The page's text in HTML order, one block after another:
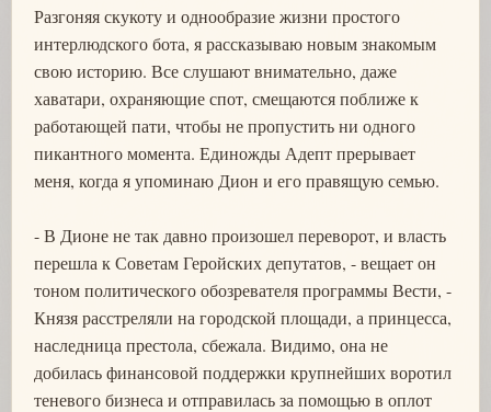
Разгоняя скукоту и однообразие жизни простого
интерлюдского бота, я рассказываю новым знакомым
свою историю. Все слушают внимательно, даже
хаватари, охраняющие спот, смещаются поближе к
работающей пати, чтобы не пропустить ни одного
пикантного момента. Единожды Адепт прерывает
меня, когда я упоминаю Дион и его правящую семью.
- В Дионе не так давно произошел переворот, и власть
перешла к Советам Геройских депутатов, - вещает он
тоном политического обозревателя программы Вести, -
Князя расстреляли на городской площади, а принцесса,
наследница престола, сбежала. Видимо, она не
добилась финансовой поддержки крупнейших воротил
теневого бизнеса и отправилась за помощью в оплот